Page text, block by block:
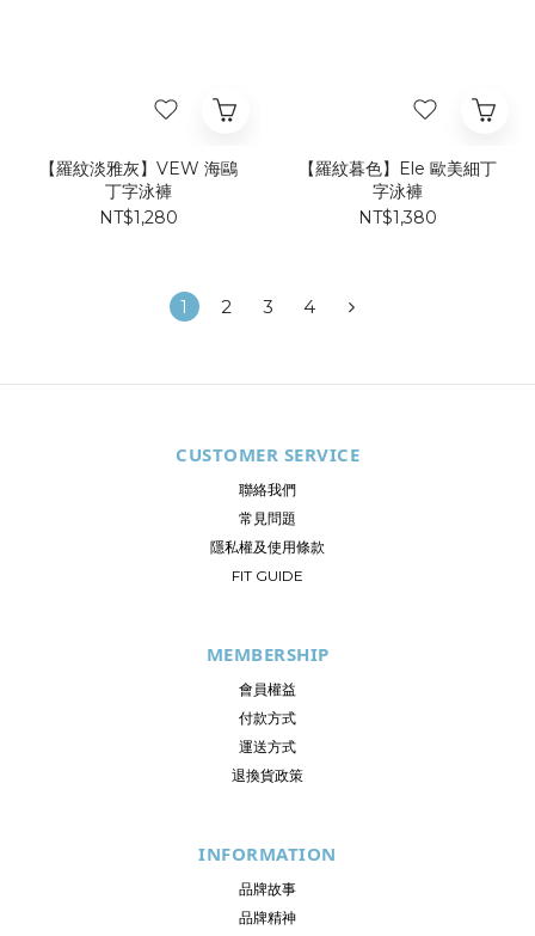
【羅紋淡雅灰】VEW 海鷗
丁字泳褲
NT$1,280
【羅紋暮色】Ele 歐美細丁
字泳褲​
NT$1,380
1 2 3 4
CUSTOMER SERVICE
聯絡我們
常見問題
隱私權及使用條款
FIT GUIDE
MEMBERSHIP
會員權益
付款方式
運送方式
退換貨政策
INFORMATION
品牌故事
品牌精神